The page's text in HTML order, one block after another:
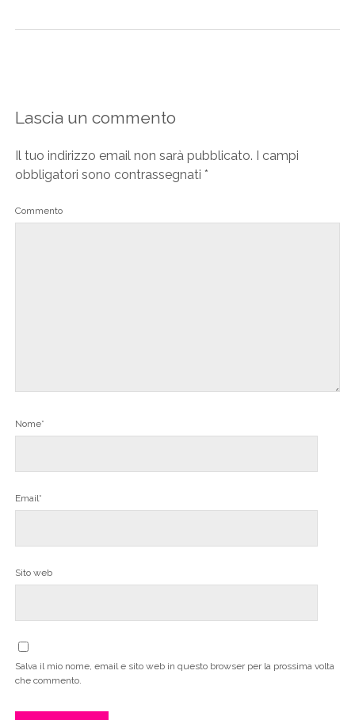
Lascia un commento
Il tuo indirizzo email non sarà pubblicato. I campi
obbligatori sono contrassegnati *
Commento
Nome*
Email*
Sito web
Salva il mio nome, email e sito web in questo browser per la prossima volta
che commento.